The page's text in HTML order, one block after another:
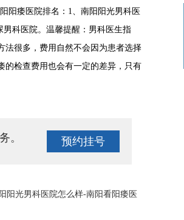
痿医院排名：1、南阳阳光男科医
男科医院。温馨提醒：男科医生指
法很多，费用自然不会因为患者选择
的检查费用也会有一定的差异，只有
。 预约挂号
阳光男科医院怎么样-南阳看阳痿医